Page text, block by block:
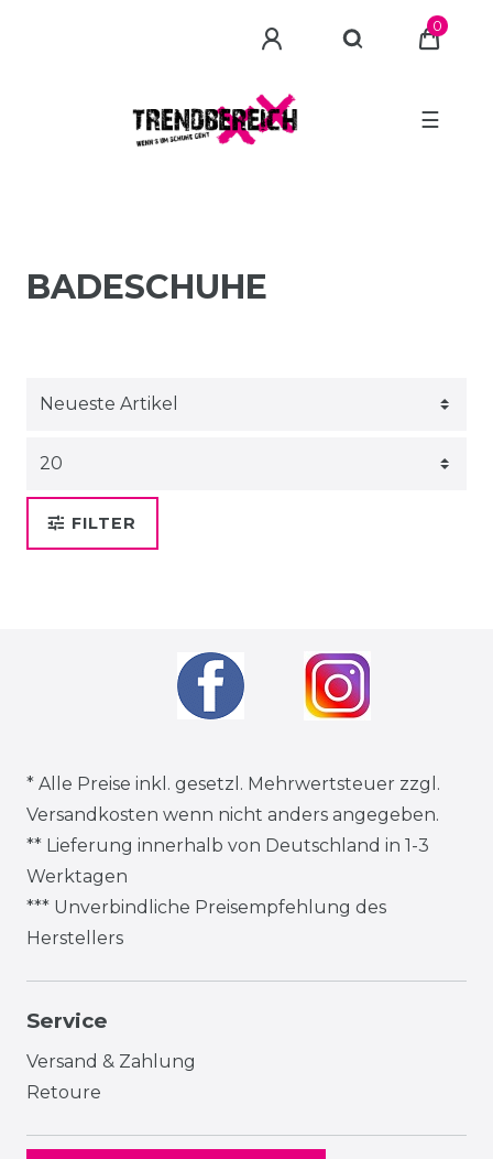
0
☰
BADESCHUHE
FILTER
* Alle Preise inkl. gesetzl. Mehrwertsteuer zzgl.
Versandkosten wenn nicht anders angegeben.
** Lieferung innerhalb von Deutschland in 1-3
Werktagen
*** Unverbindliche Preisempfehlung des
Herstellers
Service
Versand & Zahlung
Retoure